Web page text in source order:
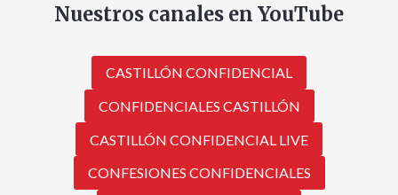
Nuestros canales en YouTube
CASTILLÓN CONFIDENCIAL
CONFIDENCIALES CASTILLÓN
CASTILLÓN CONFIDENCIAL LIVE
CONFESIONES CONFIDENCIALES